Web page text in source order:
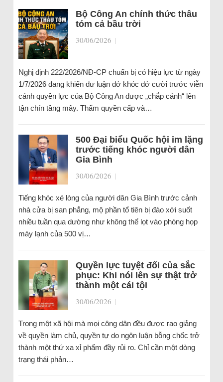
Bộ Công An chính thức thâu
tóm cả bầu trời
30/06/2026 |
Nghị định 222/2026/NĐ-CP chuẩn bị có hiệu lực từ ngày
1/7/2026 đang khiến dư luận dở khóc dở cười trước viễn
cảnh quyền lực của Bộ Công An được „chắp cánh“ lên
tận chín tầng mây. Thẩm quyền cấp và…
500 Đại biểu Quốc hội im lặng
trước tiếng khóc người dân
Gia Bình
30/06/2026 |
Tiếng khóc xé lòng của người dân Gia Bình trước cảnh
nhà cửa bị san phẳng, mộ phần tổ tiên bị đào xới suốt
nhiều tuần qua dường như không thể lọt vào phòng họp
máy lạnh của 500 vị…
Quyền lực tuyệt đối của sắc
phục: Khi nói lên sự thật trở
thành một cái tội
30/06/2026 |
Trong một xã hội mà mọi công dân đều được rao giảng
về quyền làm chủ, quyền tự do ngôn luận bỗng chốc trở
thành một thứ xa xỉ phẩm đầy rủi ro. Chỉ cần một dòng
trạng thái phản…